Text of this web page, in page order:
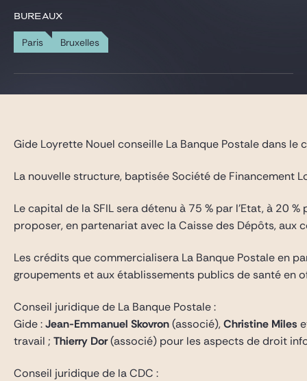
Blog Real Estate
Contact
BUREAUX
Paris Bruxelles
Gide Loyrette Nouel conseille La Banque Postale dans
La nouvelle structure, baptisée Société de Financement
Le capital de la SFIL sera détenu à 75 % par l’Etat, à 20
proposer, en partenariat avec la Caisse des Dépôts,
Les crédits que commercialisera La Banque Postale en
groupements et aux établissements publics de santé en
Conseil juridique de La Banque Postale :
Gide :Jean-Emmanuel Skovron(associé),Christine Miles
travail ; Thierry Dor(associé) pour les aspects de droit
Conseil juridique de la CDC :